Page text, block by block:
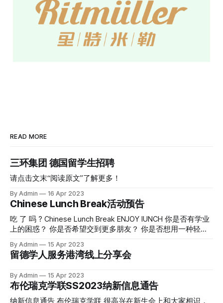
READ MORE
三环集团 德国留学生招聘
请点击文末“阅读原文”了解更多！
By Admin 16 Apr 2023
Chinese Lunch Break活动预告
吃 了 吗 ? Chinese Lunch Break ENJOY lUNCH 你是否有学业
上的困惑？ 你是否希望交到更多朋友？ 你是否想用一种轻松
国际处和布伦瑞克学联为大家提供了 Chinese Lunch Break活
动。 时间：4月18日（下周）开始， 每周二中午12:30-14:00
起和中国同学、国际处Betreuer和学联高学期学长学姐共同就
餐、沟通， 认识新朋友，了解各类信息， 获得个人学业或生
活建议。 无需预约， 没有任何门槛， 欢迎每一位同学的到
By Admin 15 Apr 2023
留德学人服务港湾线上分享会
By Admin 15 Apr 2023
布伦瑞克学联SS2023纳新信息通告
纳新信息通告 布伦瑞克学联 很高兴在新生会上和大家相识，